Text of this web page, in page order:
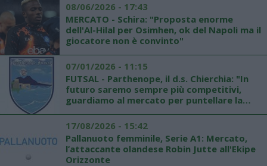
08/06/2026 - 17:43
MERCATO - Schira: "Proposta enorme
dell'Al-Hilal per Osimhen, ok del Napoli ma il
giocatore non è convinto"
07/01/2026 - 11:15
FUTSAL - Parthenope, il d.s. Chierchia: "In
futuro saremo sempre più competitivi,
guardiamo al mercato per puntellare la
17/08/2026 - 15:42
Pallanuoto femminile, Serie A1: Mercato,
l’attaccante olandese Robin Jutte all'Ekipe
Orizzonte